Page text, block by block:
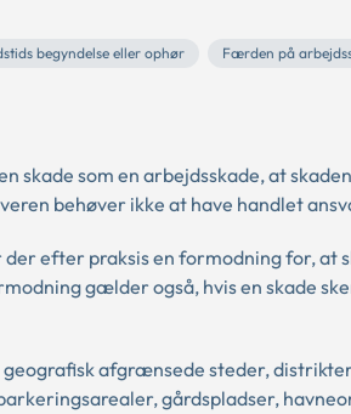
begyndelse eller ophør Færden på
skade som en arbejdsskade, at
behøver ikke at have handlet
der efter praksis en formodning for,
gælder også, hvis en skade
afgrænsede steder,
gårdspladser,